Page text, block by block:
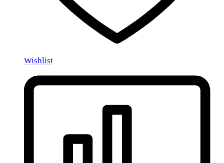
Wishlist